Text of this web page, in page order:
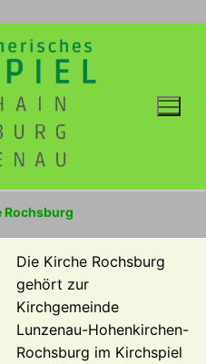
Rochsburg
Die Kirche Rochsburg
gehört zur
Kirchgemeinde
Lunzenau-Hohenkirchen-
Rochsburg im Kirchspiel